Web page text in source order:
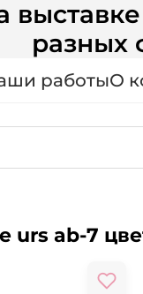
разных
работыО
ab-7